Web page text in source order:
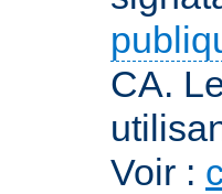
CA.
Voir :